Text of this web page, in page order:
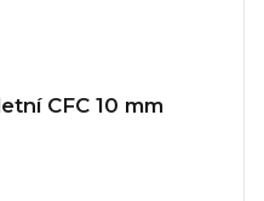
CFC 10 mm